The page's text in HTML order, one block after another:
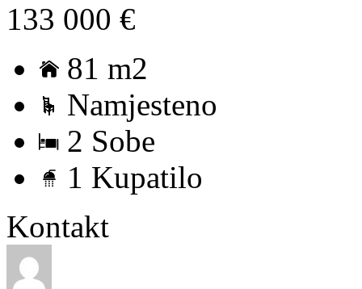
133 000 €
81 m2
Namjesteno
2 Sobe
1 Kupatilo
Kontakt